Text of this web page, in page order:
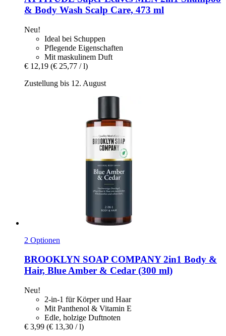
& Body Wash Scalp Care, 473 ml
Neu!
Ideal bei Schuppen
Pflegende Eigenschaften
Mit maskulinem Duft
€ 12,19 (€ 25,77 / l)
Zustellung bis 12. August
2 Optionen
BROOKLYN SOAP COMPANY2in1 Body &
Hair, Blue Amber & Cedar (300 ml)
Neu!
2-in-1 für Körper und Haar
Mit Panthenol & Vitamin E
Edle, holzige Duftnoten
€ 3,99 (€ 13,30 / l)